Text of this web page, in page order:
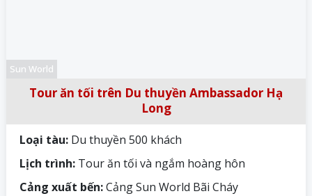
Sun World
Tour ăn tối trên Du thuyền Ambassador Hạ
Long
Loại tàu: Du thuyền 500 khách
Lịch trình: Tour ăn tối và ngắm hoàng hôn
Cảng xuất bến:Cảng Sun World Bãi Cháy